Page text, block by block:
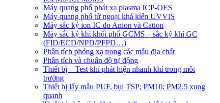
Máy quang phổ phát xạ plasma ICP-OES
Máy quang phổ tử ngoại khả kiến UVVIS
Máy sắc ký ion IC đo Anion và Cation
Máy sắc ký khí khối phổ GCMS – sắc ký khí GC
(FID/ECD/NPD/PFPD…)
Phân tích phóng xạ trong các mẫu địa chất
Phân tích và chuẩn độ tự động
Thiết bị – Test khí phát hiện nhanh khí trong môi
trường
Thiết bị lấy mẫu PUF, bụi TSP; PM10; PM2.5 xung
quanh